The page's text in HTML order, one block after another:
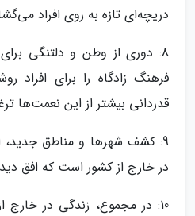
دریچه‌ای تازه به روی افراد
8: دوری از وطن و دلتنگی
فرهنگ زادگاه را برای افراد
قدردانی بیشتر از این نعمت‌ها
9: کشف شهرها و مناطق
در خارج از کشور است که افق دید
10: در مجموع، زندگی در خارج